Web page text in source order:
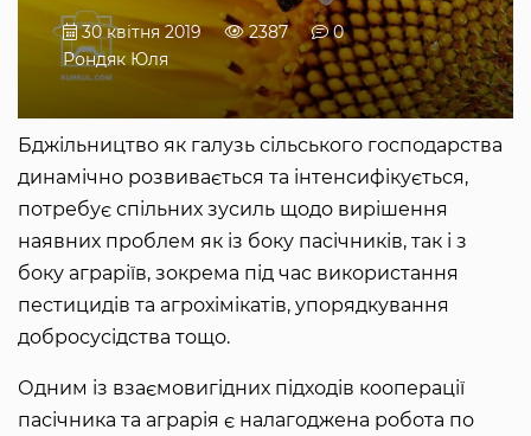
30 квітня 2019 2387
0
Рондяк Юля
Бджільництво як галузь сільського господарства
динамічно розвивається та інтенсифікується,
потребує спільних зусиль щодо вирішення
наявних проблем як із боку пасічників, так і з
боку аграріїв, зокрема під час використання
пестицидів та агрохімікатів, упорядкування
добросусідства тощо.
Одним із взаємовигідних підходів кооперації
пасічника та аграрія є налагоджена робота по